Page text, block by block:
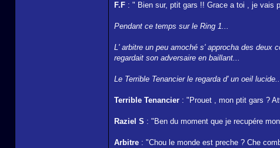
F.F : " Bien sur, ptit gars !! Grace a toi , je vais
Pendant ce temps sur le Ring 1...
L' arbitre un peu amoché s' approcha des deux
regardait son adversaire en baillant...
Le Terrible Tenancier le regarda d' un oeil
Terrible Tenancier : "Prouet , mon ptit gars ?
Raziel S : "Ben du moment que je recupére
Arbitre : "Chou le monde est preche ? Che